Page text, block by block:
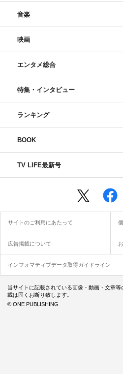
音楽
映画
エンタメ総合
特集・インタビュー
ランキング
BOOK
TV LIFE最新号
サイトのご利用にあたって
広告掲載について
インフォマティブデータ取得ガイドライン
当サイトに記載されている画像・動画・文章
載は固くお断り致します。
© ONE PUBLISHING